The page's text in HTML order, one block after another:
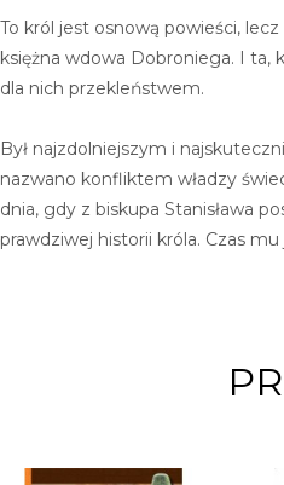
To król jest osnową powieści,
księżna wdowa Dobroniega. I ta,
dla nich przekleństwem.
Był najzdolniejszym i
nazwano konfliktem władzy
dnia, gdy z biskupa Stanisława
prawdziwej historii króla. Czas